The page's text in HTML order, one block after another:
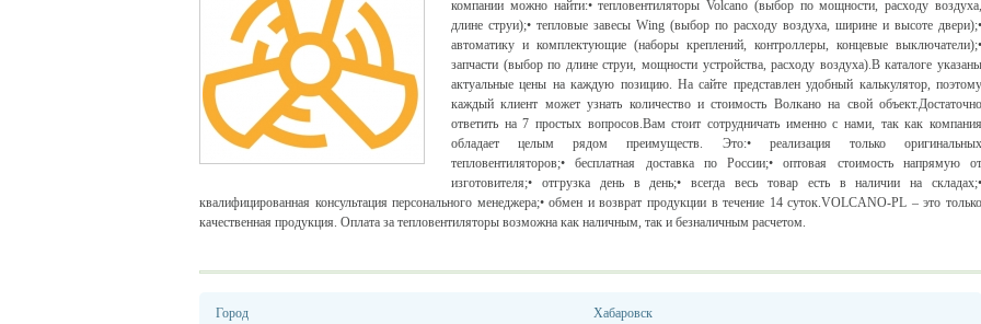
компании можно найти:• тепловентиляторы Volcano (выбор по мощности, расходу воздуха,
длине струи);• тепловые завесы Wing (выбор по расходу воздуха, ширине и высоте двери);•
автоматику и комплектующие (наборы креплений, контроллеры, концевые выключатели);•
запчасти (выбор по длине струи, мощности устройства, расходу воздуха).В каталоге указаны
актуальные цены на каждую позицию. На сайте представлен удобный калькулятор, поэтому
каждый клиент может узнать количество и стоимость Волкано на свой объект.Достаточно
ответить на 7 простых вопросов.Вам стоит сотрудничать именно с нами, так как компания
обладает целым рядом преимуществ. Это:• реализация только оригинальных
тепловентиляторов;• бесплатная доставка по России;• оптовая стоимость напрямую от
изготовителя;• отгрузка день в день;• всегда весь товар есть в наличии на складах;•
квалифицированная консультация персонального менеджера;• обмен и возврат продукции в течение 14 суток.VOLCANO-PL – это только
качественная продукция. Оплата за тепловентиляторы возможна как наличным, так и безналичным расчетом.
Город Хабаровск